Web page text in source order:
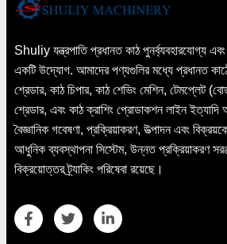
Shuliy যন্ত্রপাতি প্রধানত কাঠ পুনর্ব্যবহারযোগ্য এবং
একটি উদ্যোগ. আমাদের পণ্যগুলির মধ্যে প্রধানত
শ্রেডার, কাঠ চিপার, কাঠ শেভিং মেশিন, টেমপ্লেট
শ্রেডার, এবং কাঠ ক্রাশিং প্রোডাকশন লাইন
বৈজ্ঞানিক গবেষণা, প্রক্রিয়াকরণ, উত্পাদন এবং
আধুনিক ব্যবস্থাপনা সিস্টেম, উন্নত প্রক্রিয়াকরণ
বিক্রয়োত্তর ট্র্যাকিং পরিষেবা রয়েছে।